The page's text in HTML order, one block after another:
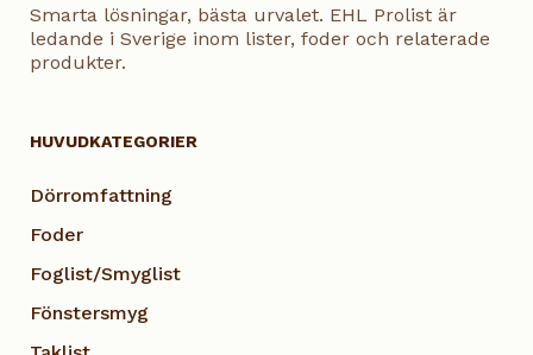
Smarta lösningar, bästa urvalet. EHL Prolist är
ledande i Sverige inom lister, foder och relaterade
produkter.
HUVUDKATEGORIER
Dörromfattning
Foder
Foglist/Smyglist
Fönstersmyg